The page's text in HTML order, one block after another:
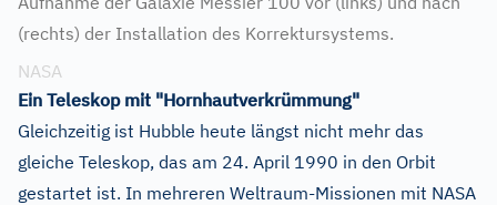
(rechts) der Installation des Korrektursystems.
NASA
Ein Teleskop mit "Hornhautverkrümmung"
Gleichzeitig ist Hubble heute längst nicht mehr das
gleiche Teleskop, das am 24. April 1990 in den Orbit
gestartet ist. In mehreren Weltraum-Missionen mit NASA